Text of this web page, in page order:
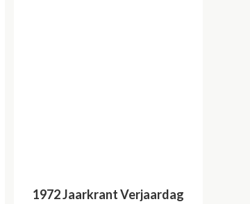
1972 Jaarkrant Verjaardag